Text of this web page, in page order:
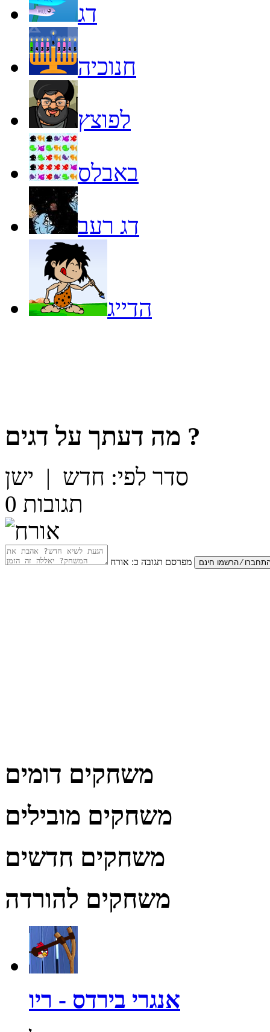
דג
חנוכיה
לפוצץ
באבלס
דג רעב
הדייג
מה דעתך על דגים ?
סדר לפי: חדש | ישן
0 תגובות
מפרסם תגובה כ: אורח
משחקים דומים
משחקים מובילים
משחקים חדשים
משחקים להורדה
אנגרי בירדס - ריו